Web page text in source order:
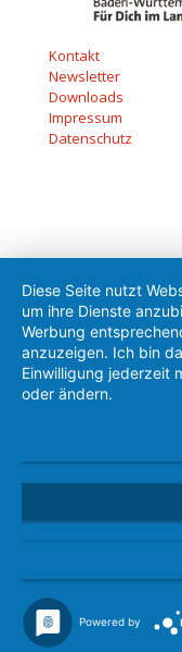
Kontakt
Newsletter
Downloads
Impressum
Datenschutz
Diese Seite nutzt
um ihre Dienste
Werbung
anzuzeigen. Ich bin
Einwilligung jederzeit
oder ändern.
Powered by